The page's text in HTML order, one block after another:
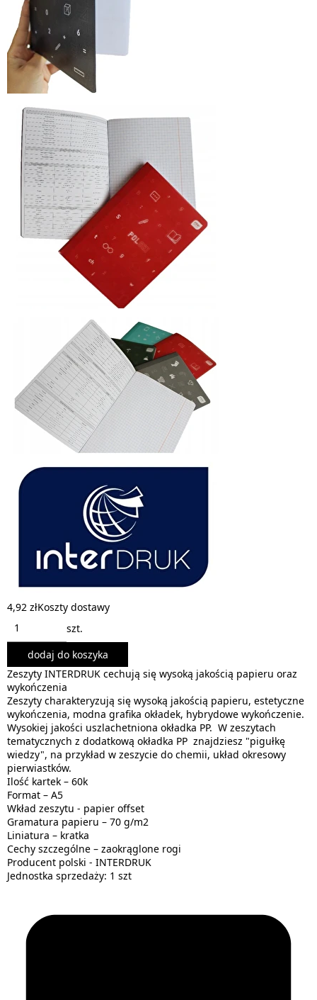
4,92 złKoszty dostawy
szt.
dodaj do koszyka
Zeszyty INTERDRUK cechują się wysoką jakością papieru oraz
wykończenia
Zeszyty charakteryzują się wysoką jakością papieru, estetyczne
wykończenia, modna grafika okładek, hybrydowe wykończenie.
Wysokiej jakości uszlachetniona okładka PP. W zeszytach
tematycznych z dodatkową okładka PP znajdziesz "pigułkę
wiedzy", na przykład w zeszycie do chemii, układ okresowy
pierwiastków.
Ilość kartek – 60k
Format – A5
Wkład zeszytu - papier offset
Gramatura papieru – 70 g/m2
Liniatura – kratka
Cechy szczególne – zaokrąglone rogi
Producent polski - INTERDRUK
Jednostka sprzedaży: 1 szt